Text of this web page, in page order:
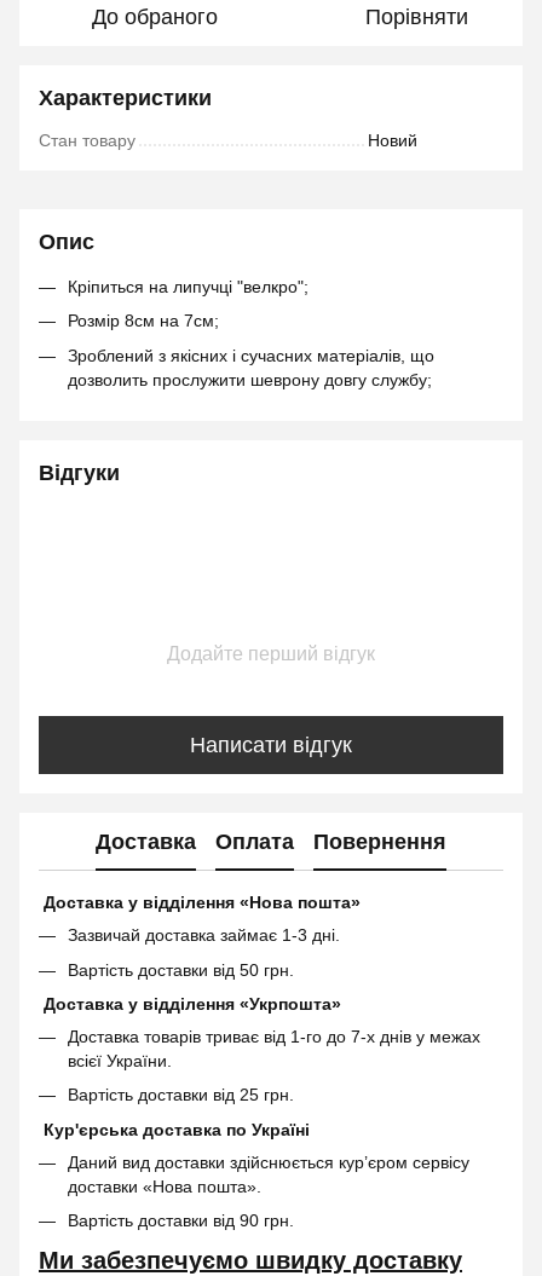
До обраного Порівняти
Характеристики
Стан товару Новий
Опис
Кріпиться на липучці "велкро";
Розмір 8см на 7см;
Зроблений з якісних і сучасних матеріалів, що
дозволить прослужити шеврону довгу службу;
Відгуки
Додайте перший відгук
Написати відгук
Доставка Оплата Повернення
Доставка у відділення «Нова пошта»
Зазвичай доставка займає 1-3 дні.
Вартість доставки від 50 грн.
Доставка у відділення «Укрпошта»
Доставка товарів триває від 1-го до 7-х днів у межах
всієї України.
Вартість доставки від 25 грн.
Кур'єрська доставка по Україні
Даний вид доставки здійснюється кур’єром сервісу
доставки «Нова пошта».
Вартість доставки від 90 грн.
Ми забезпечуємо швидку доставку